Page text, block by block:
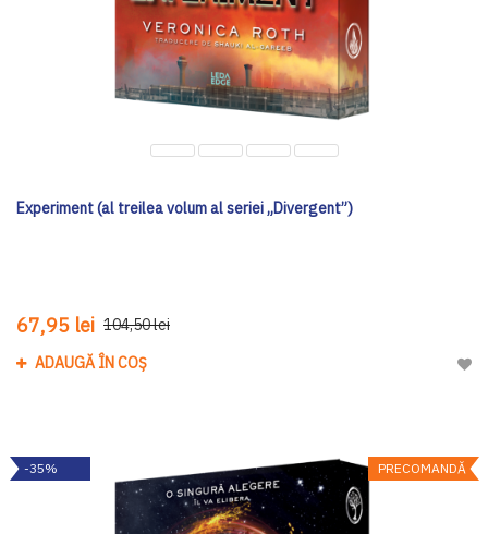
Experiment (al treilea volum al seriei „Divergent”)
67,95 lei 104,50 lei
ADAUGĂ ÎN COȘ
PRECOMANDĂ
-35%